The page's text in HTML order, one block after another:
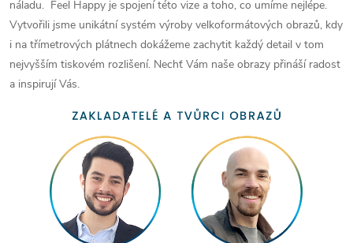
náladu. Feel Happy je spojení této vize a toho, co umíme nejlépe.
Vytvořili jsme unikátní systém výroby velkoformátových obrazů, kdy
i na třímetrových plátnech dokážeme zachytit každý detail v tom
nejvyšším tiskovém rozlišení. Nechť Vám naše obrazy přináší radost
a inspirují Vás.